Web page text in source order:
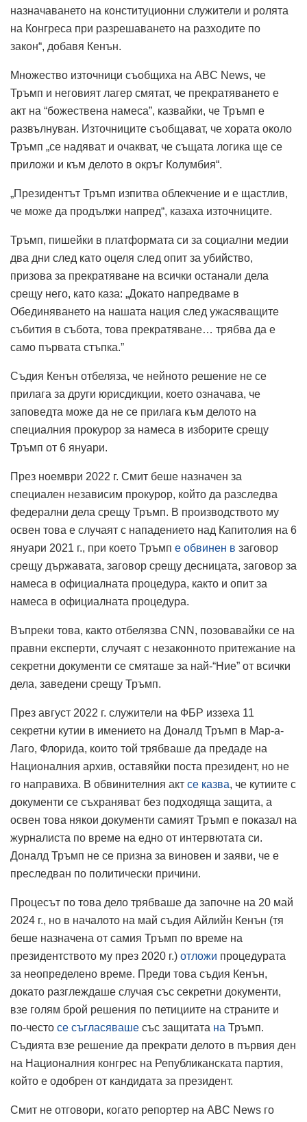
назначаването на конституционни служители и ролята
на Конгреса при разрешаването на разходите по
закон“, добавя Кенън.
Множество източници съобщиха на ABC News, че
Тръмп и неговият лагер смятат, че прекратяването е
акт на “божествена намеса”, казвайки, че Тръмп е
развълнуван. Източниците съобщават, че хората около
Тръмп „се надяват и очакват, че същата логика ще се
приложи и към делото в окръг Колумбия“.
„Президентът Тръмп изпитва облекчение и е щастлив,
че може да продължи напред“, казаха източниците.
Тръмп, пишейки в платформата си за социални медии
два дни след като оцеля след опит за убийство,
призова за прекратяване на всички останали дела
срещу него, като каза: „Докато напредваме в
Обединяването на нашата нация след ужасяващите
събития в събота, това прекратяване… трябва да е
само първата стъпка.”
Съдия Кенън отбеляза, че нейното решение не се
прилага за други юрисдикции, което означава, че
заповедта може да не се прилага към делото на
специалния прокурор за намеса в изборите срещу
Тръмп от 6 януари.
През ноември 2022 г. Смит беше назначен за
специален независим прокурор, който да разследва
федерални дела срещу Тръмп. В производството му
освен това е случаят с нападението над Капитолия на 6
януари 2021 г., при което Тръмп е обвинен в заговор
срещу държавата, заговор срещу десницата, заговор за
намеса в официалната процедура, както и опит за
намеса в официалната процедура.
Въпреки това, както отбелязва CNN, позовавайки се на
правни експерти, случаят с незаконното притежание на
секретни документи се смяташе за най-“Ние” от всички
дела, заведени срещу Тръмп.
През август 2022 г. служители на ФБР иззеха 11
секретни кутии в имението на Доналд Тръмп в Мар-а-
Лаго, Флорида, които той трябваше да предаде на
Националния архив, оставяйки поста президент, но не
го направиха. В обвинителния акт се казва, че кутиите с
документи се съхраняват без подходяща защита, а
освен това някои документи самият Тръмп е показал на
журналиста по време на едно от интервютата си.
Доналд Тръмп не се призна за виновен и заяви, че е
преследван по политически причини.
Процесът по това дело трябваше да започне на 20 май
2024 г., но в началото на май съдия Айлийн Кенън (тя
беше назначена от самия Тръмп по време на
президентството му през 2020 г.) отложи процедурата
за неопределено време. Преди това съдия Кенън,
докато разглеждаше случая със секретни документи,
взе голям брой решения по петициите на страните и
по-често се съгласяваше със защитата на Тръмп.
Съдията взе решение да прекрати делото в първия ден
на Националния конгрес на Републиканската партия,
който е одобрен от кандидата за президент.
Смит не отговори, когато репортер на ABC News го